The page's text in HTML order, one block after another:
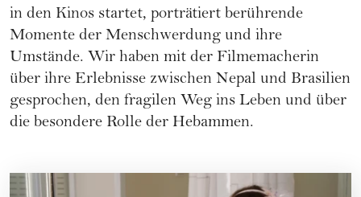
in den Kinos startet, porträtiert berührende
Momente der Menschwerdung und ihre
Umstände. Wir haben mit der Filmemacherin
über ihre Erlebnisse zwischen Nepal und Brasilien
gesprochen, den fragilen Weg ins Leben und über
die besondere Rolle der Hebammen.